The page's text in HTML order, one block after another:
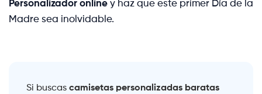
Personalizador online y haz que este primer Día de la
Madre sea inolvidable.
Si buscas camisetas personalizadas baratas